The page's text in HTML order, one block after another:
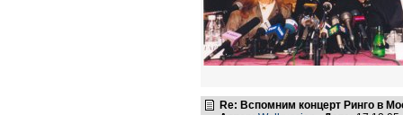
Re: Вспомним концерт Ринго в